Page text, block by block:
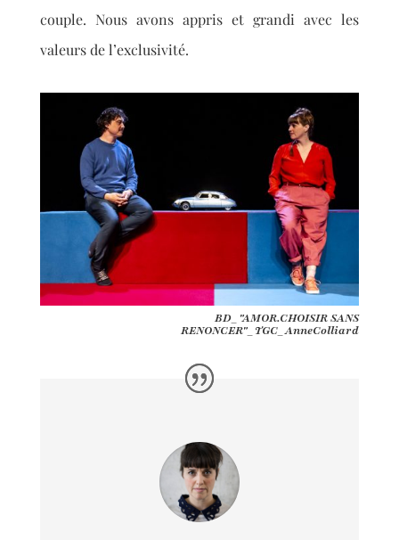
couple. Nous avons appris et grandi avec les
valeurs de l’exclusivité.
BD_"AMOR.CHOISIR SANS
RENONCER"_TGC_AnneColliard